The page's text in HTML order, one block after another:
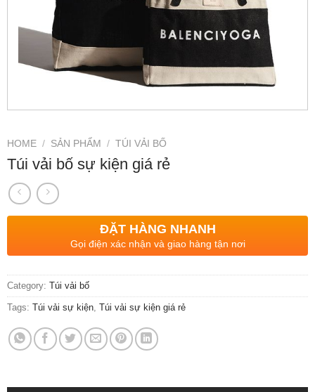
HOME / SẢN PHẨM / TÚI VẢI BỐ
Túi vải bố sự kiện giá rẻ
ĐẶT HÀNG NHANH
Gọi điện xác nhận và giao hàng tận nơi
Category: Túi vải bố
Tags: Túi vải sự kiện, Túi vải sự kiện giá rẻ